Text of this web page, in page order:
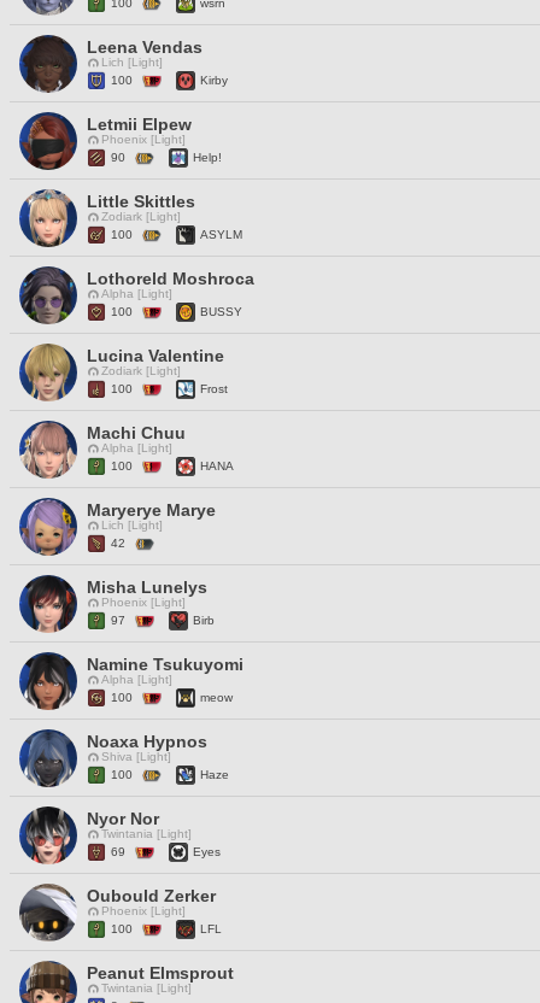
100 wsrn
Leena Vendas
Lich [Light]
100
Kirby
Letmii Elpew
Phoenix [Light]
90
Help!
Little Skittles
Zodiark [Light]
100
ASYLM
Lothoreld Moshroca
Alpha [Light]
100
BUSSY
Lucina Valentine
Zodiark [Light]
100
Frost
Machi Chuu
Alpha [Light]
100
HANA
Maryerye Marye
Lich [Light]
42
Misha Lunelys
Phoenix [Light]
97
Birb
Namine Tsukuyomi
Alpha [Light]
100
meow
Noaxa Hypnos
Shiva [Light]
100
Haze
Nyor Nor
Twintania [Light]
69
Eyes
Oubould Zerker
Phoenix [Light]
100
LFL
Peanut Elmsprout
Twintania [Light]